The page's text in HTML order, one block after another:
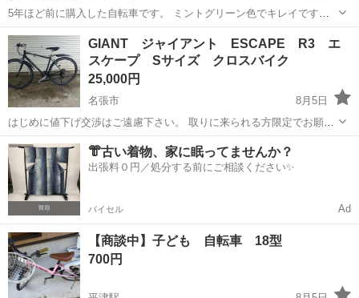
5年ほど前に購入した自転車です。 ミントグリーン色でキレイですが
錆などあります。 ご承知おきください。 また、タイヤやチューブは破
裂しているため交換が必要です。 ライトはつきます。 乗らなくなった
のでお譲りします。 また...
三重 四日市市 折りたたみ自転車
ブリジストン
GIANT ジャイアント ESCAPE R3 エ
スケープ Sサイズ クロスバイク
25,000円
名張市
8月5日
はじめに値下げ交渉はご遠慮下さい。 取りに来られる方限定でお願い
します。 こちら三重県名張市となります。 試乗してみましたが変速が
上手く最後まで行かないので ワイヤーの張りの調整が必要ですがそこ
はお好みでお願いします...
三重 名張市 クロスバイク ESCAPE
👘古い着物、家に眠ってませんか？
出張料０円／処分する前にご相談ください✨
バイセル Ad
【商談中】子ども 自転車 18型
700円